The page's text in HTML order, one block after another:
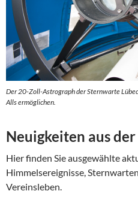
Der 20-Zoll-Astrograph der Sternwarte
Alls ermöglichen.
Neuigkeiten aus
Hier finden Sie ausgewählte
Himmelsereignisse,
Vereinsleben.